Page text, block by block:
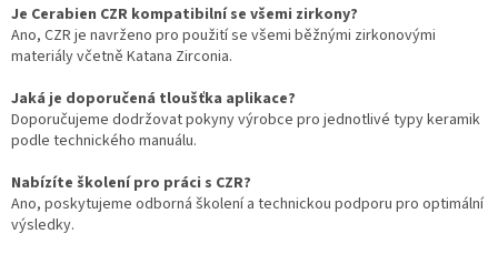
Je Cerabien CZR kompatibilní se všemi zirkony?
Ano, CZR je navrženo pro použití se všemi běžnými zirkonovými
materiály včetně Katana Zirconia.
Jaká je doporučená tloušťka aplikace?
Doporučujeme dodržovat pokyny výrobce pro jednotlivé typy keramik
podle technického manuálu.
Nabízíte školení pro práci s CZR?
Ano, poskytujeme odborná školení a technickou podporu pro optimální
výsledky.